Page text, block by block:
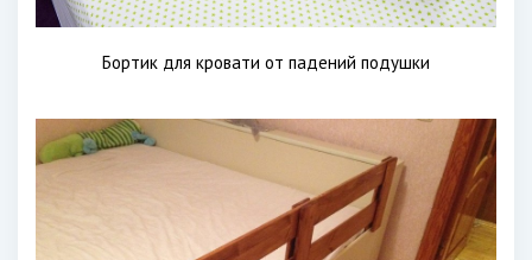
Бортик для кровати от падений подушки